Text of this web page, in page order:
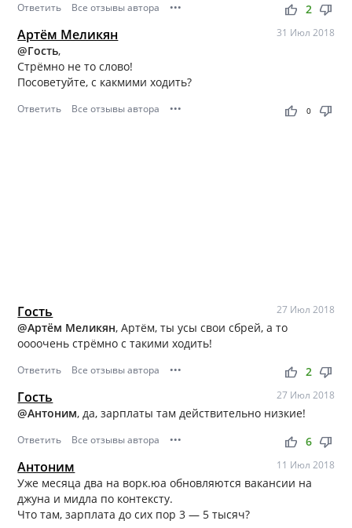
Ответить Все отзывы автора ••• thumb_up thumb_down
2
Артём Меликян 31 Июл 2018
@Гость,
Стрёмно не то слово!
Посоветуйте, с какмими ходить?
Ответить Все отзывы автора ••• thumb_up thumb_down
0
Гость 27 Июл 2018
@Артём Меликян, Артём, ты усы свои сбрей, а то
оооочень стрёмно с такими ходить!
Ответить Все отзывы автора ••• thumb_up thumb_down
2
Гость 27 Июл 2018
@Антоним, да, зарплаты там действительно низкие!
Ответить Все отзывы автора ••• thumb_up thumb_down
6
Антоним 11 Июл 2018
Уже месяца два на ворк.юа обновляются вакансии на
джуна и мидла по контексту.
Что там, зарплата до сих пор 3 — 5 тысяч?